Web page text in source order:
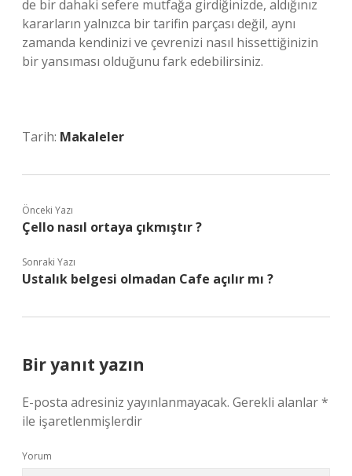
de bir dahaki sefere mutfağa girdiğinizde, aldığınız
kararların yalnızca bir tarifin parçası değil, aynı
zamanda kendinizi ve çevrenizi nasıl hissettiğinizin
bir yansıması olduğunu fark edebilirsiniz.
Tarih: Makaleler
Önceki Yazı
Çello nasıl ortaya çıkmıştır ?
Sonraki Yazı
Ustalık belgesi olmadan Cafe açılır mı ?
Bir yanıt yazın
E-posta adresiniz yayınlanmayacak. Gerekli alanlar*
ile işaretlenmişlerdir
Yorum